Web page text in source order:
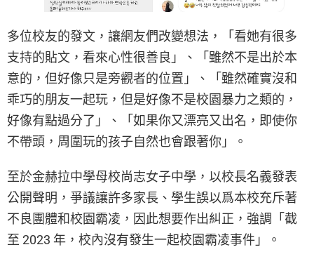
多位校友的發文，讓網友們改變想法，「看她有很多
支持的貼文，看來心性很善良」、「雖然不是出於本
意的，但好像只是旁觀者的位置」、「雖然確實沒和
乖巧的朋友一起玩，但是好像不是校園暴力之類的，
好像有點過分了」、「如果你又漂亮又出名，即使你
不帶頭，周圍玩的孩子自然也會跟著你」。
至於金赫拉中學母校尚志女子中學，以校長名義發表
公開聲明，爭議讓許多家長、學生誤以爲本校充斥著
不良團體和校園霸凌，因此想要作出糾正，強調「截
至 2023 年，校內沒有發生一起校園霸凌事件」。